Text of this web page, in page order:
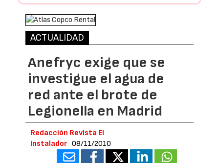
ACTUALIDAD
Anefryc exige que se
investigue el agua de
red ante el brote de
Legionella en Madrid
Redacción Revista El
Instalador 08/11/2010